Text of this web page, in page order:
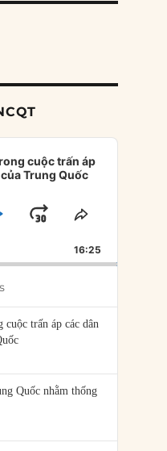
cuộc trấn áp
Trung Quốc
JUMP
FORWARD
SHARE
EPISODE
16:25
cuộc trấn áp các dân
Quốc nhằm thống